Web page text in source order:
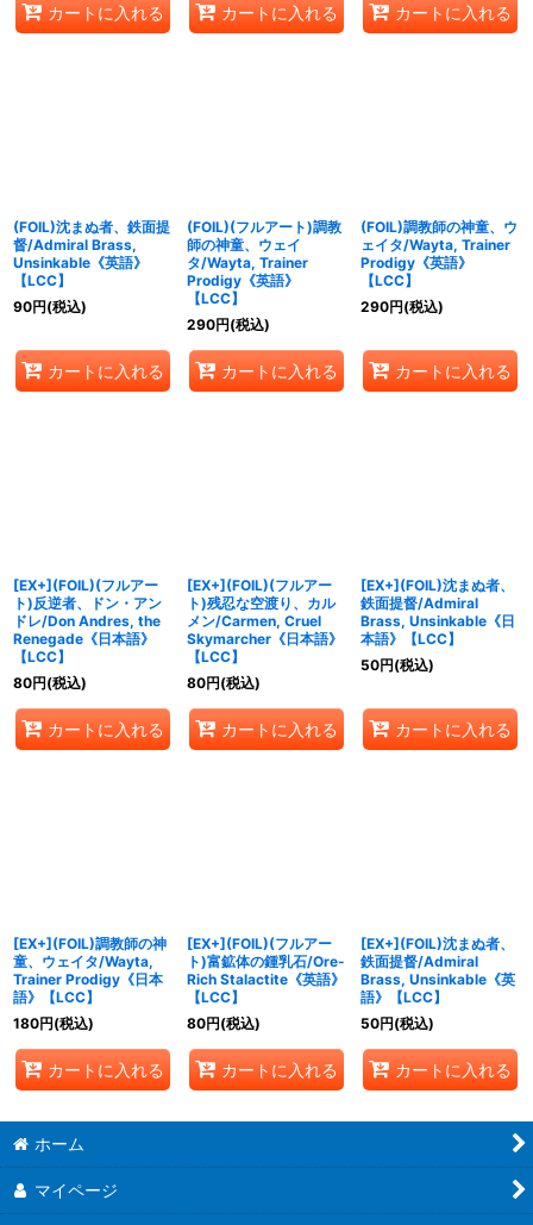
カートに入れる カートに入れる カートに入れる
(FOIL)沈まぬ者、鉄面提
督/Admiral Brass,
Unsinkable《英語》
【LCC】
90円(税込)
カートに入れる
(FOIL)(フルアート)調教
師の神童、ウェイ
タ/Wayta, Trainer
Prodigy《英語》
【LCC】
290円(税込)
カートに入れる
(FOIL)調教師の神童、ウ
ェイタ/Wayta, Trainer
Prodigy《英語》
【LCC】
290円(税込)
カートに入れる
[EX+](FOIL)(フルアー
ト)反逆者、ドン・アン
ドレ/Don Andres, the
Renegade《日本語》
【LCC】
80円(税込)
カートに入れる
[EX+](FOIL)(フルアー
ト)残忍な空渡り、カル
メン/Carmen, Cruel
Skymarcher《日本語》
【LCC】
80円(税込)
カートに入れる
[EX+](FOIL)沈まぬ者、
鉄面提督/Admiral
Brass, Unsinkable《日
本語》【LCC】
50円(税込)
カートに入れる
[EX+](FOIL)調教師の神
童、ウェイタ/Wayta,
Trainer Prodigy《日本
語》【LCC】
180円(税込)
カートに入れる
[EX+](FOIL)(フルアー
ト)富鉱体の鍾乳石/Ore-
Rich Stalactite《英語》
【LCC】
80円(税込)
カートに入れる
[EX+](FOIL)沈まぬ者、
鉄面提督/Admiral
Brass, Unsinkable《英
語》【LCC】
50円(税込)
カートに入れる
ホーム
マイページ